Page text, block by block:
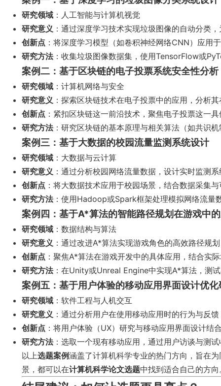
研究领域 ：人工智能与计算机视觉
研究意义 ：通过深度学习技术实现垃圾图像的自动分类
创新点 ：将深度学习模型（如卷积神经网络CNN）应用
研究方法：收集垃圾图像数据集，使用TensorFlow或
案例二：基于区块链的电子投票系统安全性分析
研究领域 ：计算机网络与安全
研究意义 ：探索区块链技术在电子投票中的应用，分析
创新点 ：紧扣区块链这一前沿技术，聚焦电子投票这一
研究方法：研究区块链的基本原理与相关算法（如共识
案例三：基于大数据的校园流量监测系统设计
研究领域 ：大数据与云计算
研究意义 ：通过分析校园网络流量数据，设计实时监测
创新点 ：将大数据技术应用于校园场景，结合数据采集
研究方法：使用Hadoop或Spark框架处理模拟网络流量
案例四：基于A*算法的智能路径规划在游戏中
研究领域 ：数据结构与算法
研究意义 ：通过改进A*算法实现游戏角色的高效路径规
创新点 ：聚焦A*算法在游戏开发中的具体应用，结合实
研究方法：在Unity或Unreal Engine中实现A*算法，测
案例五：基于用户体验的移动应用界面设计优化
研究领域 ：软件工程与人机交互
研究意义 ：通过分析用户在使用移动应用时的行为与反
创新点 ：将用户体验（UX）研究与移动应用界面设计结
研究方法：选取一个现有移动应用，通过用户访谈与测
以上选题案例涵盖了计算机科学专业的热门方向，旨在
景，都可以在计算机科学论文选题中找到适合自己的方向